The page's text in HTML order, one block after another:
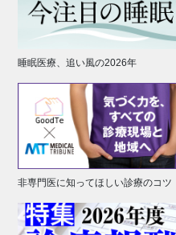
睡眠医療、追い風の2026年
非専門医に知ってほしい診療のコツ